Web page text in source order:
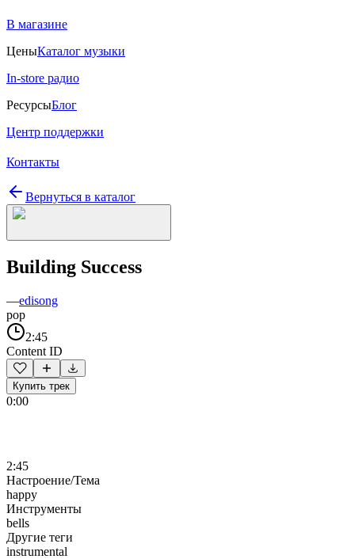
В магазине
ЦеныКаталог музыки
In-store радио
РесурсыБлог
Центр поддержки
Контакты
Вернуться в каталог
Building Success
—edisong
pop
2:45
Content ID
Купить трек
0:00
2:45
Настроение/Тема
happy
Инструменты
bells
Другие теги
instrumental